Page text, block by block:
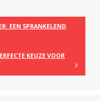
EEN SPRANKELEND
KEUZE VOOR